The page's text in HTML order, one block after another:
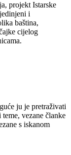
projekt Istarske
i
baština,
cijelog
ju je pretraživati
vezane članke
s iskanom